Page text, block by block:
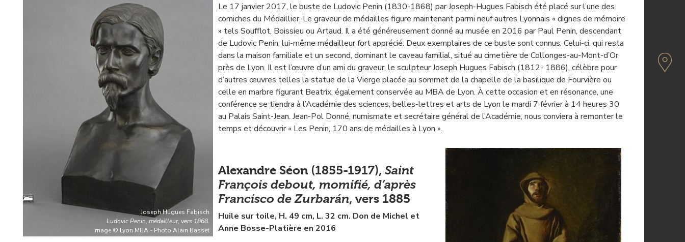
Joseph Hugues Fabisch
Ludovic Penin, médailleur, vers 1868.
Image © Lyon MBA - Photo Alain Basset
Le 17 janvier 2017, le buste de Ludovic Penin (1830-1868) par Joseph-Hugues Fabisch été placé sur l’une des
corniches du Médaillier. Le graveur de médailles figure maintenant parmi neuf autres Lyonnais « dignes de mémoire
» tels Soufflot, Boissieu ou Artaud. Il a été généreusement donné au musée en 2016 par Paul Penin, descendant
de Ludovic Penin, lui-même médailleur fort apprécié. Deux exemplaires de ce buste sont connus. Celui-ci, qui resta
dans la maison familiale et un second, dominant le caveau familial, situé au cimetière de Collonges-au-Mont-d’Or
près de Lyon. Il est l’œuvre d’un ami du graveur, le sculpteur Joseph Hugues Fabisch (1812- 1886), célèbre pour
d’autres œuvres telles la statue de la Vierge placée au sommet de la chapelle de la basilique de Fourvière ou
celle en marbre figurant Beatrix, également conservée au MBA de Lyon. À cette occasion et en résonance, une
conférence se tiendra à l’Académie des sciences, belles-lettres et arts de Lyon le mardi 7 février à 14 heures 30
au Palais Saint-Jean. Jean-Pol Donné, numismate et secrétaire général de l’Académie, nous conviera à remonter le
temps et découvrir « Les Penin, 170 ans de médailles à Lyon ».
Alexandre Séon (1855-1917), Saint
François debout, momifié, d’après
Francisco de Zurbarán, vers 1885
Huile sur toile, H. 49 cm, L. 32 cm. Don de Michel et
Anne Bosse-Platière en 2016